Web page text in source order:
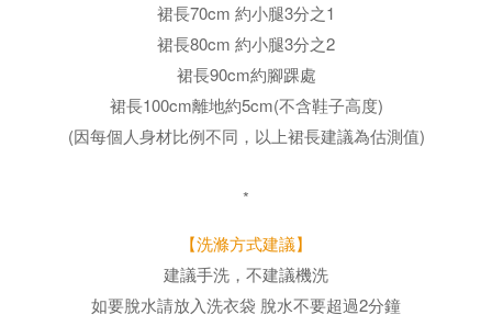
裙長70cm 約小腿3分之1
裙長80cm 約小腿3分之2
裙長90cm約腳踝處
裙長100cm離地約5cm(不含鞋子高度)
(因每個人身材比例不同，以上裙長建議為估測值)
*
【洗滌方式建議】
建議手洗，不建議機洗
如要脫水請放入洗衣袋 脫水不要超過2分鐘